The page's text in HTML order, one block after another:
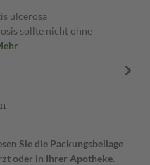
ulcerosa
sollte nicht ohne
Sie die Packungsbeilage
oder in Ihrer Apotheke.